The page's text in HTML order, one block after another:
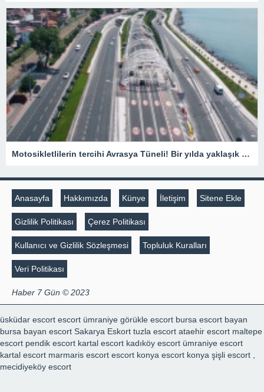
Motosikletlilerin tercihi Avrasya Tüneli! Bir yılda yaklaşık 385 bin motosiklet geçti
Anasayfa Hakkımızda Künye İletişim Sitene Ekle
Gizlilik Politikası Çerez Politikası
Kullanıcı ve Gizlilik Sözleşmesi Topluluk Kuralları
Veri Politikası
Haber 7 Gün © 2023
üsküdar escort escort ümraniye görükle escort bursa escort bayan
bursa bayan escort Sakarya Eskort tuzla escort ataehir escort maltepe
escort pendik escort kartal escort kadıköy escort ümraniye escort
kartal escort marmaris escort escort konya escort konya şişli escort
mecidiyeköy escort